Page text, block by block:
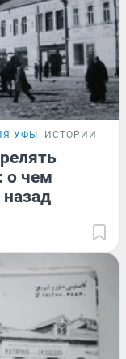
УФЫ ИСТОРИИ
о чем